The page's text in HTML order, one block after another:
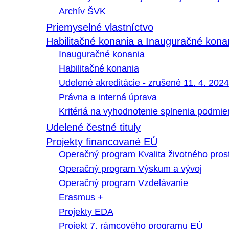
Archív ŠVK
Priemyselné vlastníctvo
Habilitačné konania a Inauguračné
Inauguračné konania
Habilitačné konania
Udelené akreditácie - zrušené 11. 4. 2024
Právna a interná úprava
Kritériá na vyhodnotenie splnenia
Udelené čestné tituly
Projekty financované EÚ
Operačný program Kvalita životného
Operačný program Výskum a vývoj
Operačný program Vzdelávanie
Erasmus +
Projekty EDA
Projekt 7. rámcového programu EÚ